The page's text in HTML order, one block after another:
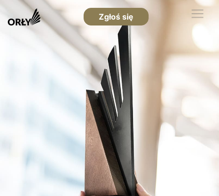
Zgłoś się